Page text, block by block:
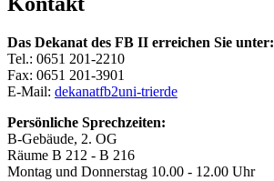
Das Dekanat des FB II erreichen Sie unter:
Tel.: 0651 201-2210
Fax: 0651 201-3901
E-Mail: dekanatfb2uni-trierde
Persönliche Sprechzeiten:
B-Gebäude, 2. OG
Räume B 212 - B 216
Montag und Donnerstag 10.00 - 12.00 Uhr